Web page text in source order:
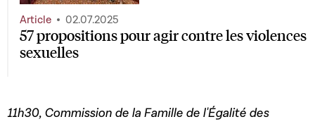
57 propositions pour agir contre les violences
sexuelles
Article 02.07.2025
11h30, Commission de la Famille de l'Égalité des